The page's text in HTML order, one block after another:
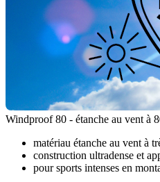
Windproof 80 - étanche au vent à
matériau étanche au vent à
construction ultradense et
pour sports intenses en